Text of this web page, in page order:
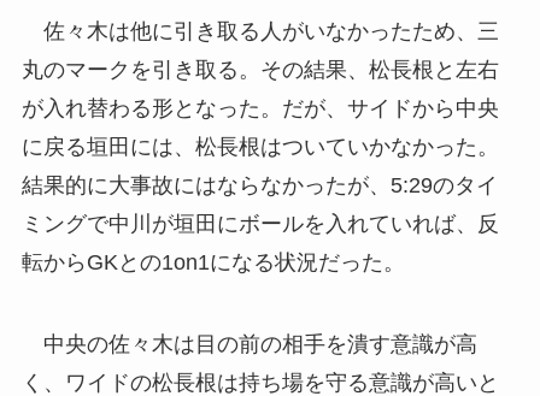
佐々木は他に引き取る人がいなかったため、三
丸のマークを引き取る。その結果、松長根と左右
が入れ替わる形となった。だが、サイドから中央
に戻る垣田には、松長根はついていかなかった。
結果的に大事故にはならなかったが、5:29のタイ
ミングで中川が垣田にボールを入れていれば、反
転からGKとの1on1になる状況だった。
中央の佐々木は目の前の相手を潰す意識が高
く、ワイドの松長根は持ち場を守る意識が高いと